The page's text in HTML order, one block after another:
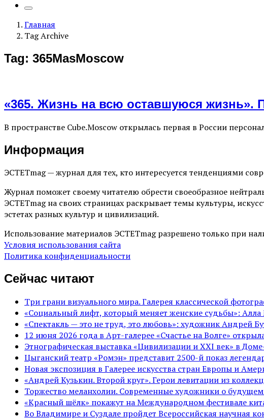
Главная
Tag Archive
Tag: 365MasMoscow
«365. Жизнь на всю оставшуюся жизнь».
В пространстве Cube.Moscow открылась первая в России
Информация
ЭСТЕТmag — журнал для тех, кто интересуется тенденциями
Журнал поможет своему читателю обрести своеобразное
ЭСТЕТmag на своих страницах раскрывает темы культуры,
эстетах разных культур и цивилизаций.
Использование материалов ЭСТЕТmag разрешено только при
Условия использования сайта
Политика конфиденциальности
Сейчас читают
Три грани визуального мира. Галерея классической
«Социальный лифт, который меняет женские судьбы»:
«Спектакль — это не труд, это любовь»: художник Андрей
12 июня 2026 года в Арт-галерее «Счастье на Волге»
Этнографическая выставка «Цивилизации и ХХI век» в
Цыганский театр «Ромэн» представит 2500-й показ
Новая экспозиция в Галерее искусства стран Европы и
«Андрей Кузькин. Второй круг». Герои левитации из
Торжество меланхолии. Современные художники о
«Красный шёлк» покажут на Международном фестивале
Во Владимире и Суздале пройдет Всероссийская научная